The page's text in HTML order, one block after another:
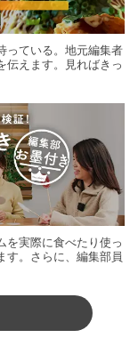
っている。地元編集者
伝えます。見ればきっ
を実際に食べたり使っ
す。さらに、編集部員